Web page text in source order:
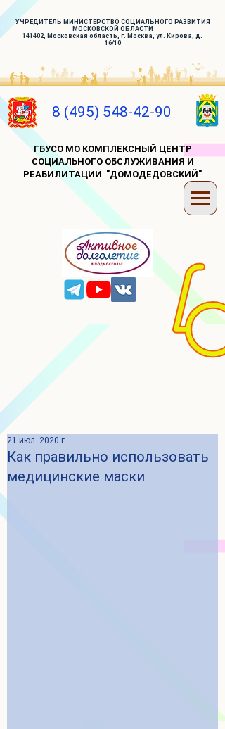
УЧРЕДИТЕЛЬ МИНИСТЕРСТВО СОЦИАЛЬНОГО РАЗВИТИЯ
МОСКОВСКОЙ ОБЛАСТИ
141402, Московская область, г. Москва, ул. Кирова, д.
16/10
8 (495) 548-42-90
ГБУСО МО КОМПЛЕКСНЫЙ ЦЕНТР
СОЦИАЛЬНОГО ОБСЛУЖИВАНИЯ И
РЕАБИЛИТАЦИИ "ДОМОДЕДОВСКИЙ"
Как правильно использовать
медицинские маски
21 июл. 2020 г.